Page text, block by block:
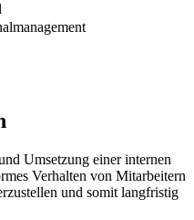
Umsetzung einer internen
Verhalten von Mitarbeitern
und somit langfristig